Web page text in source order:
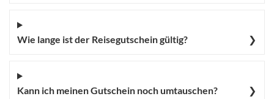
Wie lange ist der Reisegutschein gültig? ❯
Kann ich meinen Gutschein noch umtauschen? ❯